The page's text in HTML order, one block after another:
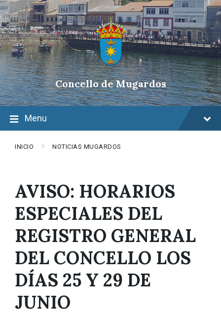
Skip
to
content
Skip
to
main
navigation
Skip
to
footer
Concello de Mugardos
Menu
INICIO NOTICIAS MUGARDOS
AVISO: HORARIOS
ESPECIALES DEL
REGISTRO GENERAL
DEL CONCELLO LOS
DÍAS 25 Y 29 DE
JUNIO